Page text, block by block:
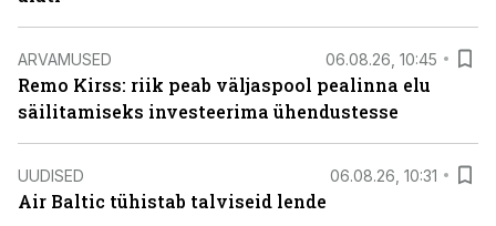
ARVAMUSED 06.08.26, 10:45
Remo Kirss: riik peab väljaspool pealinna elu
säilitamiseks investeerima ühendustesse
UUDISED 06.08.26, 10:31
Air Baltic tühistab talviseid lende